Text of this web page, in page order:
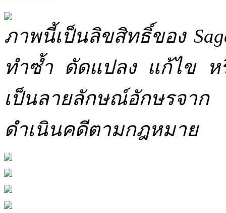
ภาพนี้เป็นลิขสิทธิ์ของ
ทำซ้ำ ดัดแปลง แก้ไข ห
เป็นลายลักษณ์อักษรจาก
ดำเนินคดีตามกฎหมาย